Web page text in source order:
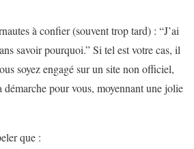
à confier (souvent trop tard) : “J’ai
savoir pourquoi.” Si tel est votre cas, il
soyez engagé sur un site non officiel,
démarche pour vous, moyennant une jolie
que :